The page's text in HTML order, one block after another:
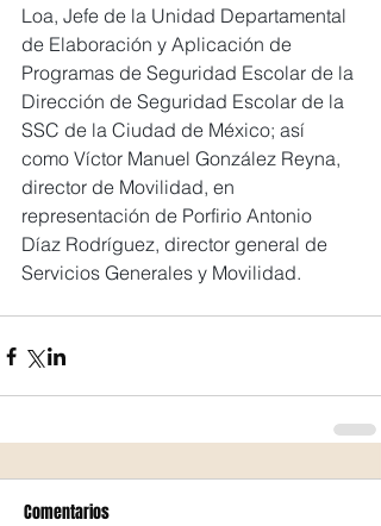
Loa, Jefe de la Unidad Departamental
de Elaboración y Aplicación de
Programas de Seguridad Escolar de la
Dirección de Seguridad Escolar de la
SSC de la Ciudad de México; así
como Víctor Manuel González Reyna,
director de Movilidad, en
representación de Porfirio Antonio
Díaz Rodríguez, director general de
Servicios Generales y Movilidad.
Comentarios